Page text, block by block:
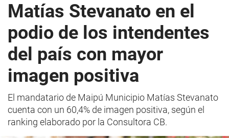
Matías Stevanato en el
podio de los intendentes
del país con mayor
imagen positiva
El mandatario de Maipú Municipio Matías Stevanato
cuenta con un 60,4% de imagen positiva, según el
ranking elaborado por la Consultora CB.